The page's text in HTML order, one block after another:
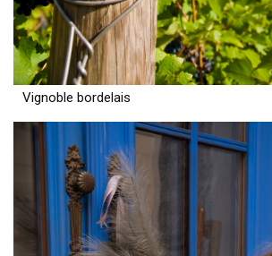
Vignoble bordelais